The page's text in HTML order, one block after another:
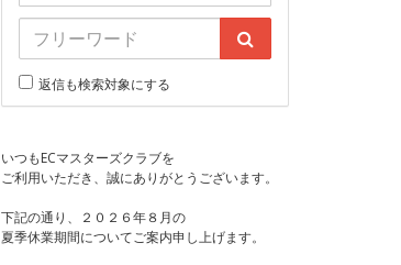
返信も検索対象にする
いつもECマスターズクラブを
ご利用いただき、誠にありがとうございます。
下記の通り、２０２６年８月の
夏季休業期間についてご案内申し上げます。